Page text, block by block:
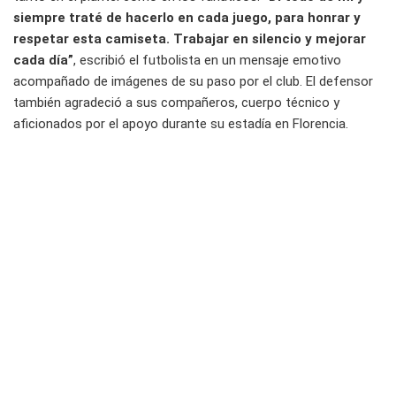
siempre traté de hacerlo en cada juego, para honrar y
respetar esta camiseta. Trabajar en silencio y mejorar
cada día”, escribió el futbolista en un mensaje emotivo
acompañado de imágenes de su paso por el club. El defensor
también agradeció a sus compañeros, cuerpo técnico y
aficionados por el apoyo durante su estadía en Florencia.